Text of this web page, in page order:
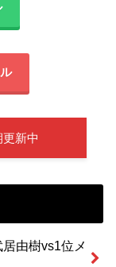
新中
由樹vs1位メ